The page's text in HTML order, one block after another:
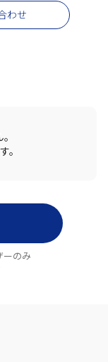
わせ
。
ーのみ